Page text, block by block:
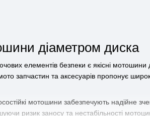
діаметром диска
елементів безпеки є якісні мотошини
запчастин та аксесуарів пропонує
мотошини забезпечують надійне
ризик заносу та нестабільності